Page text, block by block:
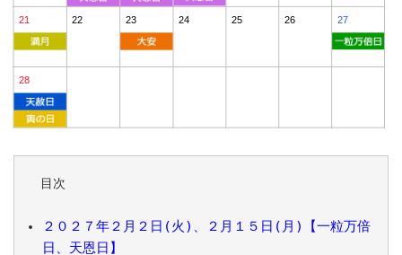
21 22 23 24 25 26 27
28
目次
２０２７年２月２日(火)、２月１５日(月)【一粒万倍
日、天恩日】